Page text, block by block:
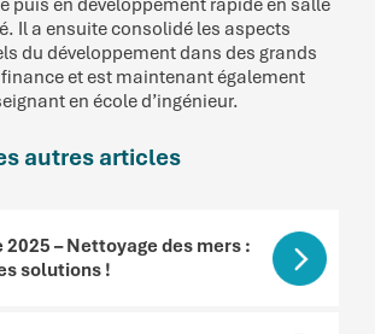
puis en développement rapide en salle
Il a ensuite consolidé les aspects
du développement dans des grands
et est maintenant également
en école d’ingénieur.
autres articles
2025 – Nettoyage des mers :
solutions !